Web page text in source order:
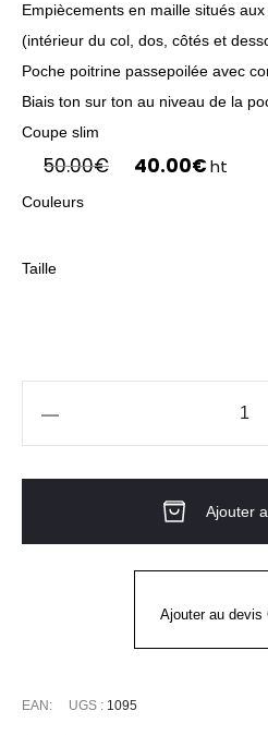
Empiècements en maille situés
(intérieur du col, dos, côtés et
Poche poitrine passepoilée avec
Biais ton sur ton au niveau de la
Coupe slim
50.00€ 40.00€ Le
ht
Couleurs
Taille
Ajouter
Ajouter au devis
EAN: UGS : 1095